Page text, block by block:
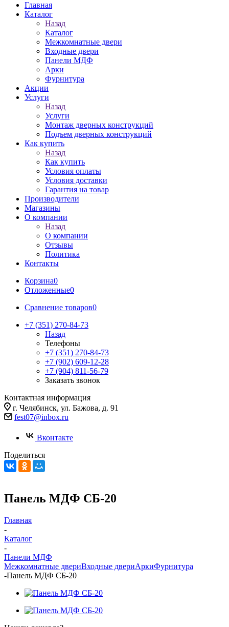
Главная
Каталог
Назад
Каталог
Межкомнатные двери
Входные двери
Панели МДФ
Арки
Фурнитура
Акции
Услуги
Назад
Услуги
Монтаж дверных конструкций
Подъем дверных конструкций
Как купить
Назад
Как купить
Условия оплаты
Условия доставки
Гарантия на товар
Производители
Магазины
О компании
Назад
О компании
Отзывы
Политика
Контакты
Корзина0
Отложенные0
Сравнение товаров0
+7 (351) 270-84-73
Назад
Телефоны
+7 (351) 270-84-73
+7 (902) 609-12-28
+7 (904) 811-56-79
Заказать звонок
Контактная информация
г. Челябинск, ул. Бажова, д. 91
fest07@inbox.ru
Вконтакте
Поделиться
Панель МДФ СБ-20
Главная
-
Каталог
-
Панели МДФ
Межкомнатные двериВходные двериАркиФурнитура
-Панель МДФ СБ-20